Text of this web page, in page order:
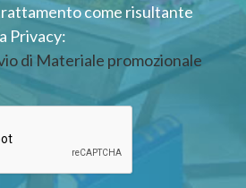
come risultante
Privacy:
di Materiale promozionale